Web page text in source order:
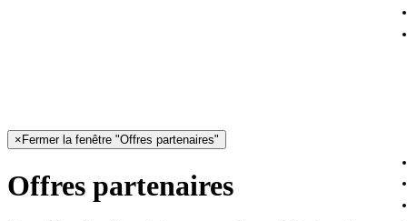
× Fermer la fenêtre "Offres partenaires"
Offres partenaires